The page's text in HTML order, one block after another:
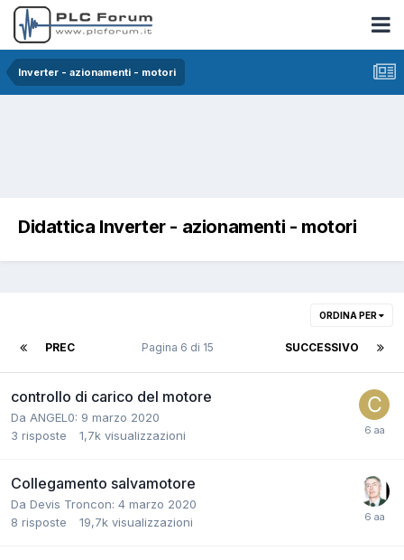
Inverter - azionamenti - motori
Didattica Inverter - azionamenti - motori
ORDINA PER
PREC SUCCESSIVO
Pagina 6 di 15
controllo di carico del motore
Da ANGEL0: 9 marzo 2020
3 risposte 1,7k visualizzazioni
Collegamento salvamotore
Da Devis Troncon: 4 marzo 2020
8 risposte 19,7k visualizzazioni